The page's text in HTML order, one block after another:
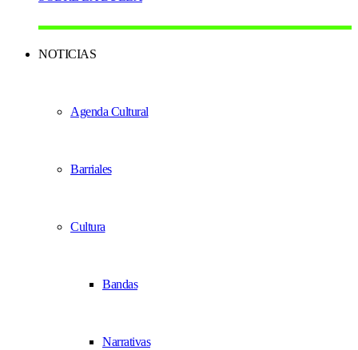
NOTICIAS
Agenda Cultural
Barriales
Cultura
Bandas
Narrativas